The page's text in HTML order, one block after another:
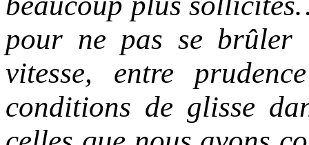
pour ne pas se brûler
vitesse, entre
conditions de glisse